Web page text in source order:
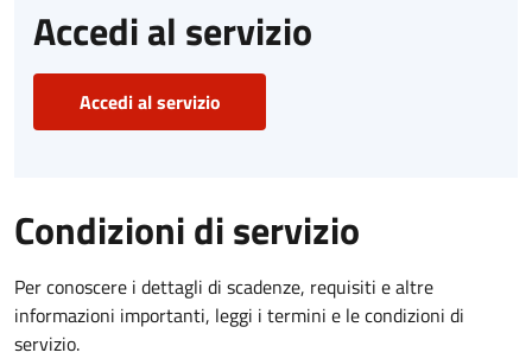
Accedi al servizio
Accedi al servizio
Condizioni di servizio
Per conoscere i dettagli di scadenze, requisiti e altre
informazioni importanti, leggi i termini e le condizioni di
servizio.